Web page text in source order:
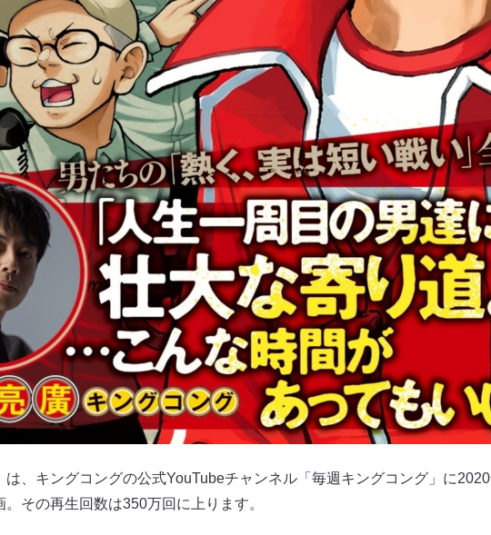
は、キングコングの公式YouTubeチャンネル「毎週キングコング」に
その再生回数は350万回に上ります。